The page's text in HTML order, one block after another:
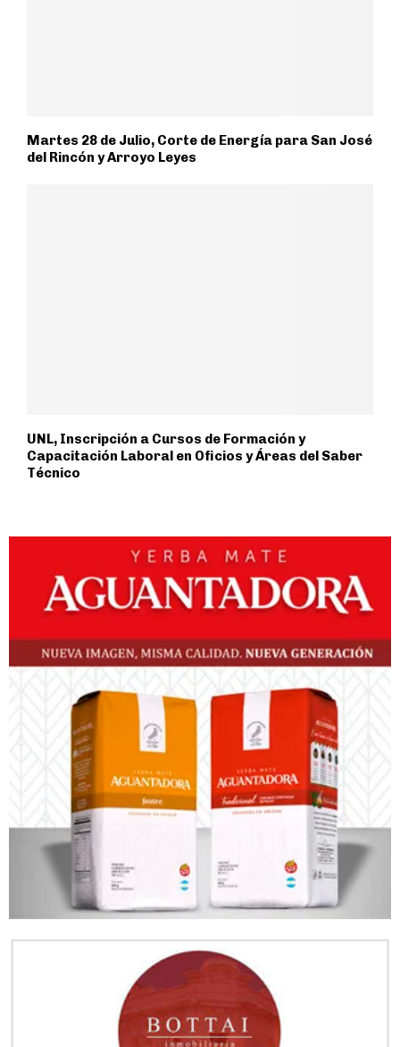
Martes 28 de Julio, Corte de Energía para San José
del Rincón y Arroyo Leyes
UNL, Inscripción a Cursos de Formación y
Capacitación Laboral en Oficios y Áreas del Saber
Técnico